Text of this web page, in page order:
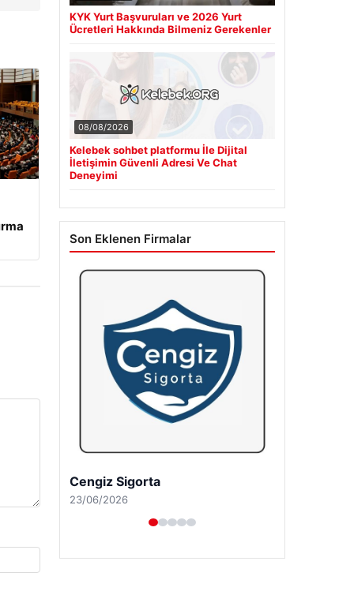
KYK Yurt Başvuruları ve 2026 Yurt
Ücretleri Hakkında Bilmeniz Gerekenler
08/08/2026
Kelebek sohbet platformu İle Dijital
İletişimin Güvenli Adresi Ve Chat
Deneyimi
Son Eklenen Firmalar
Hastaş Beton
26/05/2026